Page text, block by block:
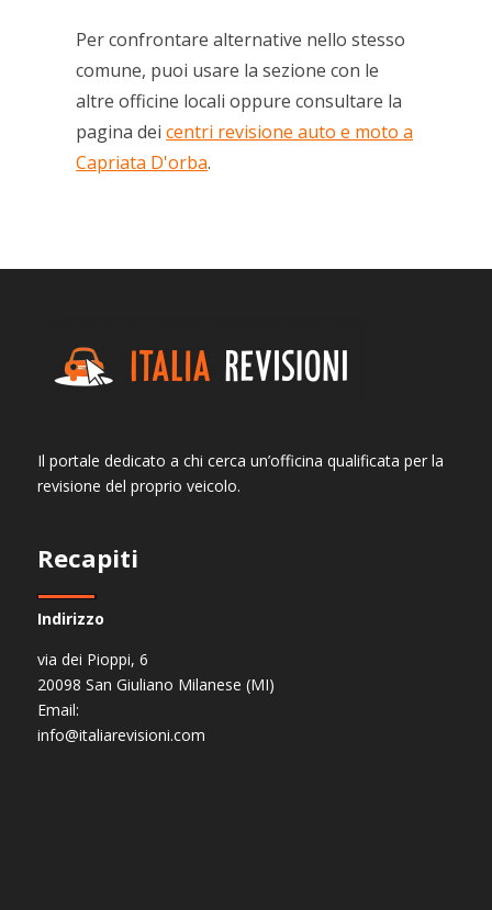
Per confrontare alternative nello stesso
comune, puoi usare la sezione con le
altre officine locali oppure consultare la
pagina deicentri revisione auto e moto a
Capriata D'orba.
Il portale dedicato a chi cerca un’officina qualificata per la
revisione del proprio veicolo.
Recapiti
Indirizzo
via dei Pioppi, 6
20098 San Giuliano Milanese (MI)
Email:
info@italiarevisioni.com